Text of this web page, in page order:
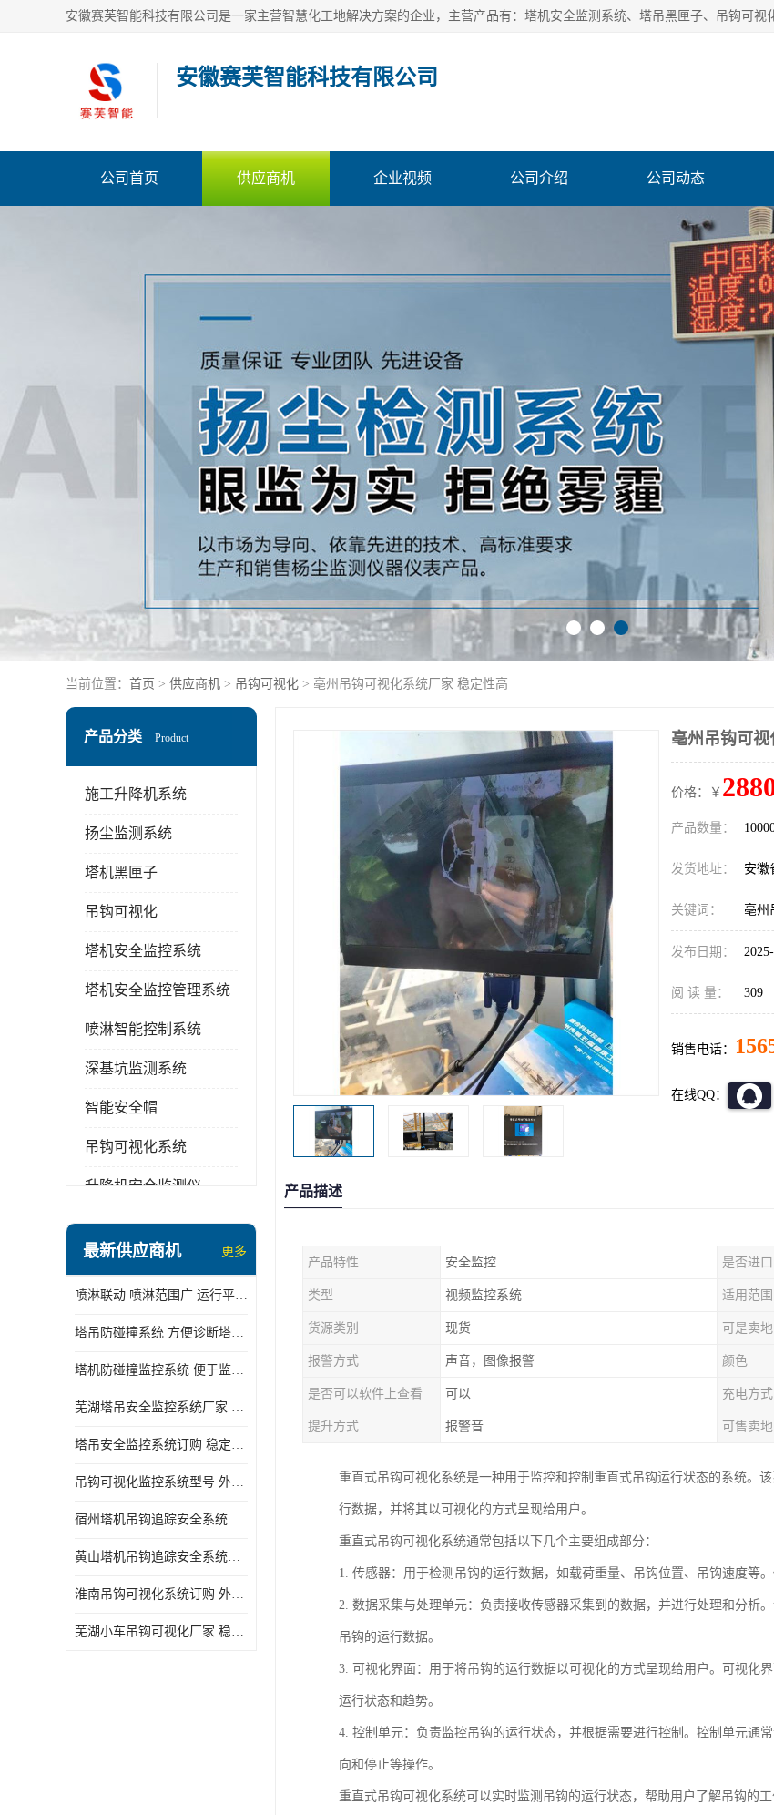
安徽赛芙智能科技有限公司
公司首页 供应商机 企业视频 公司介绍 公司动态
当前位置： 首页 > 供应商机 > 吊钩可视化 > 亳州吊钩可视化系统厂家 稳定性高
产品分类 Product
施工升降机系统
扬尘监测系统
塔机黑匣子
吊钩可视化
塔机安全监控系统
塔机安全监控管理系统
喷淋智能控制系统
深基坑监测系统
智能安全帽
吊钩可视化系统
升降机安全监测仪
最新供应商机 更多
喷淋联动 喷淋范围广 运行平稳 噪音小
塔吊防碰撞系统 方便诊断塔机状态 自动变焦智能化跟踪
塔机防碰撞监控系统 便于监督和管理 主要应用于塔机的实时监控
芜湖塔吊安全监控系统厂家 外观简洁大方 减少盲吊引发的事故
塔吊安全监控系统订购 稳定性高 结构清晰稳定
吊钩可视化监控系统型号 外观简洁大方 信号稳定 抗干扰性强
宿州塔机吊钩追踪安全系统厂家 提高工作效率 结构清晰稳定
黄山塔机吊钩追踪安全系统价格 可远程查看 减少盲吊引发的事故
淮南吊钩可视化系统订购 外观简洁大方 体积小 占用空间小
芜湖小车吊钩可视化厂家 稳定性高 可视吊装 降低盲吊风险
亳州吊钩可
价格：￥
产品数量：
发货地址： 安徽
关键词： 亳州
发布日期：
阅 读 量： 309
销售电话：
在线QQ：
产品描述
产品特性 安全监控 是否进口
类型 视频监控系统 适用范围
货源类别 现货 可是卖地
报警方式 声音，图像报警 颜色
是否可以软件上查看 可以 充电方式
提升方式 报警音 可售卖地
重直式吊钩可视化系统是一种用于监控和控制重直式吊钩运行状态的系统。
行数据，并将其以可视化的方式呈现给用户。
重直式吊钩可视化系统通常包括以下几个主要组成部分：
1. 传感器：用于检测吊钩的运行数据，如载荷重量、吊钩位置、吊钩速度等
2. 数据采集与处理单元：负责接收传感器采集到的数据，并进行处理和分析
吊钩的运行数据。
3. 可视化界面：用于将吊钩的运行数据以可视化的方式呈现给用户。可视化
运行状态和趋势。
4. 控制单元：负责监控吊钩的运行状态，并根据需要进行控制。控制单元通
向和停止等操作。
重直式吊钩可视化系统可以实时监测吊钩的运行状态，帮助用户了解吊钩的